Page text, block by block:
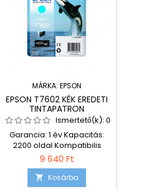
MÁRKA: EPSON
EPSON T7602 KÉK EREDETI
TINTAPATRON
Ismertető(k): 0
Garancia: 1 év Kapacitás:
2200 oldal Kompatibilis
nyomtatók: Epson
SureColor SC-P600
9 640 Ft
 Kosárba